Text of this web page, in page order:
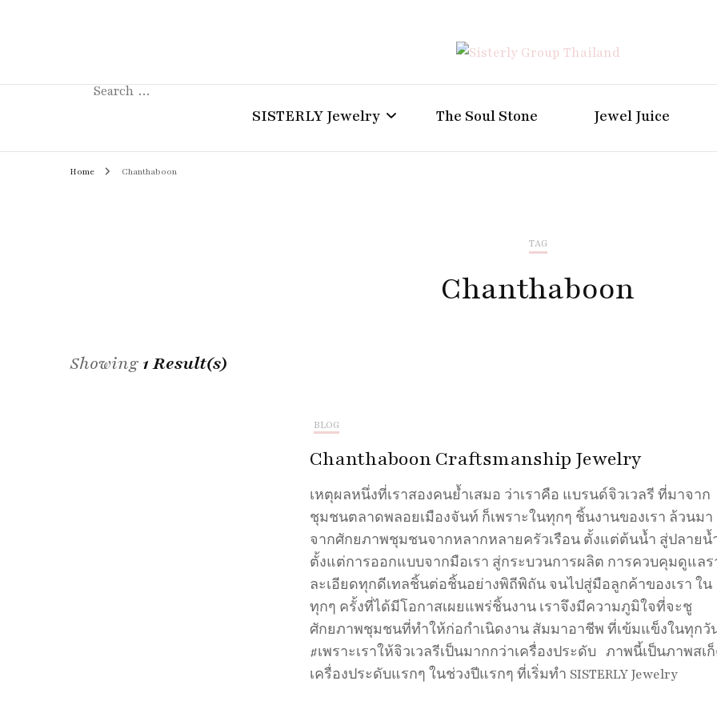
Search
Positive Power Jewelry แหวนแต่งงาน เครื่องประดับ
SISTERLY Jewelry The Soul Stone Jewel Juice
Home Chanthaboon
TAG
Chanthaboon
Showing 1 Result(s)
BLOG
Chanthaboon Craftsmanship Jewelry
เหตุผลหนึ่งที่เราสองคนย้ำเสมอ ว่าเราคือ แบรนด์จิวเวลรี ที่มาจาก
ชุมชนตลาดพลอยเมืองจันท์ ก็เพราะในทุกๆ ชิ้นงานของเรา ล้วนมา
จากศักยภาพชุมชนจากหลากหลายครัวเรือน ตั้งแต่ต้นน้ำ สู่ปลายน้
ตั้งแต่การออกแบบจากมือเรา สู่กระบวนการผลิต การควบคุมดูแลร
ละเอียดทุกดีเทลชิ้นต่อชิ้นอย่างพิถีพิถัน จนไปสู่มือลูกค้าของเรา ใน
ทุกๆ ครั้งที่ได้มีโอกาสเผยแพร่ชิ้นงาน เราจึงมีความภูมิใจที่จะชู
ศักยภาพชุมชนที่ทำให้ก่อกำเนิดงาน สัมมาอาชีพ ที่เข้มแข็งในทุกวั
#เพราะเราให้จิวเวลรีเป็นมากกว่าเครื่องประดับ ภาพนี้เป็นภาพสเ
เครื่องประดับแรกๆ ในช่วงปีแรกๆ ที่เริ่มทำ SISTERLY Jewelry